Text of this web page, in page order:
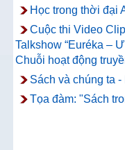
Học trong thời đại
Cuộc thi Video
Talkshow “Euréka –
Chuỗi hoạt động
Sách và chúng ta
Tọa đàm: "Sách